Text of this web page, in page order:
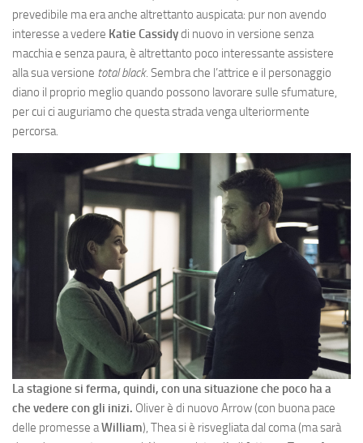
prevedibile ma era anche altrettanto auspicata: pur non avendo
interesse a vedere Katie Cassidydi nuovo in versione senza
macchia e senza paura, è altrettanto poco interessante assistere
alla sua versione total black. Sembra che l’attrice e il personaggio
diano il proprio meglio quando possono lavorare sulle sfumature,
per cui ci auguriamo che questa strada venga ulteriormente
percorsa.
La stagione si ferma, quindi, con una situazione che poco ha a
che vedere con gli inizi. Oliver è di nuovo Arrow (con buona pace
delle promesse aWilliam), Thea si è risvegliata dal coma (ma sarà